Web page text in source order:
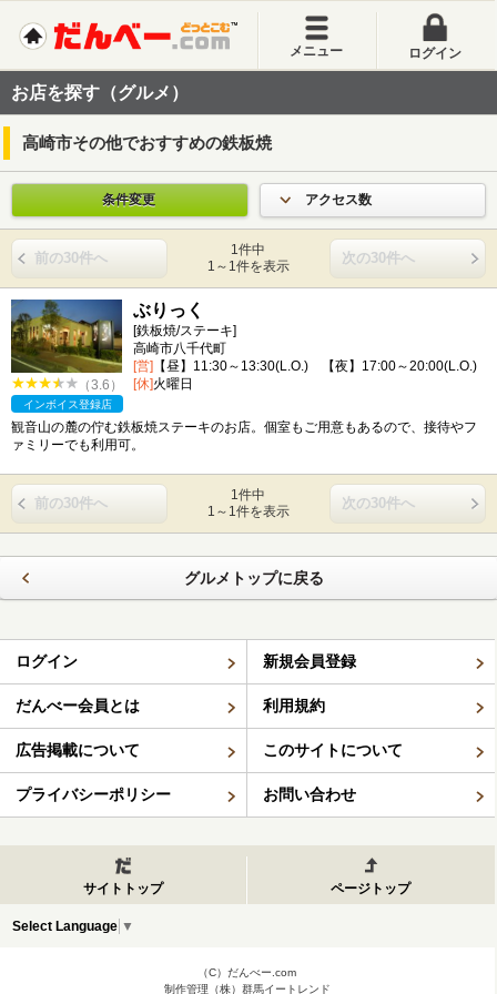
メニュー ログイン
お店を探す（グルメ）
高崎市その他でおすすめの鉄板焼
条件変更 アクセス数
前の30件へ
1件中
1～1件を表示
次の30件へ
（3.6）
インボイス登録店
ぶりっく
[鉄板焼/ステーキ]
高崎市八千代町
[営] 【昼】11:30～13:30(L.O.) 【夜】17:00～20:00(L.O.)
[休]火曜日
観音山の麓の佇む鉄板焼ステーキのお店。個室もご用意もあるので、接待やフ
ァミリーでも利用可。
前の30件へ
1件中
1～1件を表示
次の30件へ
グルメトップに戻る
ログイン 新規会員登録
だんべー会員とは 利用規約
広告掲載について このサイトについて
プライバシーポリシー お問い合わせ
サイトトップ ページトップ
Select Language ▼
（C）だんべー.com
制作管理（株）群馬イートレンド